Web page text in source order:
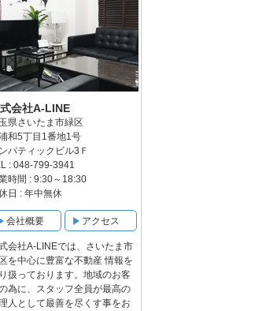
会社A-LINE
県さいたま市緑区
和5丁目1番地1号
パティックビル3Ｆ
: 048-799-3941
時間 : 9:30～18:30
日 : 年中無休
会社概要 アクセス
会社A-LINEでは、さいたま市
を中心に豊富な不動産 情報を
扱っております。地域のお客
為に、スタッフ全員が最高の
人として最善を尽くす事をお